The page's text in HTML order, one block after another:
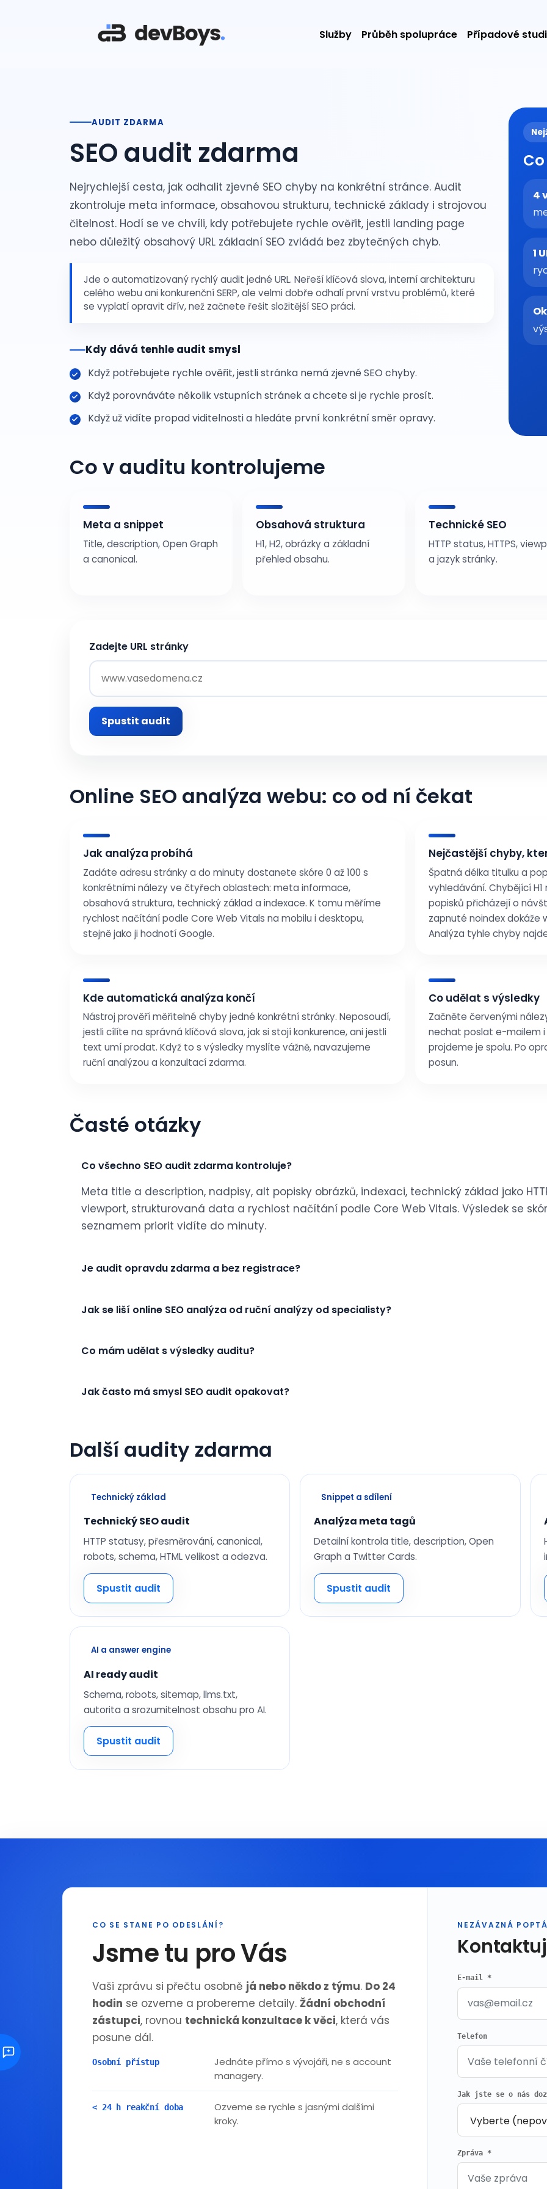
Služby Průběh spolupráce Případové
AUDIT ZDARMA
SEO audit zdarma
Nejrychlejší cesta, jak odhalit zjevné SEO chyby na konkrétní stránce. Audit
zkontroluje meta informace, obsahovou strukturu, technické základy i strojovou
čitelnost. Hodí se ve chvíli, kdy potřebujete rychle ověřit, jestli landing page
nebo důležitý obsahový URL základní SEO zvládá bez zbytečných chyb.
Jde o automatizovaný rychlý audit jedné URL. Neřeší klíčová slova, interní architekturu
celého webu ani konkurenční SERP, ale velmi dobře odhalí první vrstvu problémů, které
se vyplatí opravit dřív, než začnete řešit složitější SEO práci.
Kdy dává tenhle audit smysl
Když potřebujete rychle ověřit, jestli stránka nemá zjevné SEO chyby.
Když porovnáváte několik vstupních stránek a chcete si je rychle prosít.
Když už vidíte propad viditelnosti a hledáte první konkrétní směr opravy.
4
1
Co v auditu kontrolujeme
Meta a snippet
Title, description, Open Graph
a canonical.
Obsahová struktura
H1, H2, obrázky a základní
přehled obsahu.
Technické SEO
HTTP status, HTTPS,
a jazyk stránky.
Zadejte URL stránky
Spustit audit
Online SEO analýza webu: co od ní čekat
Jak analýza probíhá
Zadáte adresu stránky a do minuty dostanete skóre 0 až 100 s
konkrétními nálezy ve čtyřech oblastech: meta informace,
obsahová struktura, technický základ a indexace. K tomu měříme
rychlost načítání podle Core Web Vitals na mobilu i desktopu,
stejně jako ji hodnotí Google.
Nejčastější chyby,
Špatná délka titulku a
vyhledávání. Chybějící
popisků přicházejí o
zapnuté noindex dokáže
Analýza tyhle chyby
Kde automatická analýza končí
Nástroj prověří měřitelné chyby jedné konkrétní stránky. Neposoudí,
jestli cílíte na správná klíčová slova, jak si stojí konkurence, ani jestli
text umí prodat. Když to s výsledky myslíte vážně, navazujeme
ruční analýzou a konzultací zdarma.
Co udělat s výsledky
Začněte červenými
nechat poslat e-mailem
projdeme je spolu. Po
posun.
Časté otázky
Co všechno SEO audit zdarma kontroluje?
Meta title a description, nadpisy, alt popisky obrázků, indexaci, technický základ jako
viewport, strukturovaná data a rychlost načítání podle Core Web Vitals. Výsledek se
seznamem priorit vidíte do minuty.
Je audit opravdu zdarma a bez registrace?
Jak se liší online SEO analýza od ruční analýzy od specialisty?
Co mám udělat s výsledky auditu?
Jak často má smysl SEO audit opakovat?
Další audity zdarma
Technický základ
Technický SEO audit
HTTP statusy, přesměrování, canonical,
robots, schema, HTML velikost a odezva.
Spustit audit
Snippet a sdílení
Analýza meta tagů
Detailní kontrola title, description, Open
Graph a Twitter Cards.
Spustit audit
AI a answer engine
AI ready audit
Schema, robots, sitemap, llms.txt,
autorita a srozumitelnost obsahu pro AI.
Spustit audit
CO SE STANE PO ODESLÁNÍ?
Jsme tu pro Vás
Vaši zprávu si přečtu osobně já nebo někdo z týmu. Do 24
hodin se ozveme a probereme detaily. Žádní obchodní
zástupci, rovnou technická konzultace k věci, která vás
posune dál.
Osobní přístup
Jednáte přímo s vývojáři, ne s account
managery.
< 24 h reakční doba
Ozveme se rychle s jasnými dalšími
kroky.
NEZÁVAZNÁ
E-mail *
Telefon
Jak jste se o nás
Zpráva *